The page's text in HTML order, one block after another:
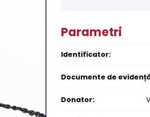
Parametri
Identificator:
Documente de
Donator: